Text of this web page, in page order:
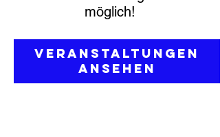
möglich!
Veranstaltungen
ansehen